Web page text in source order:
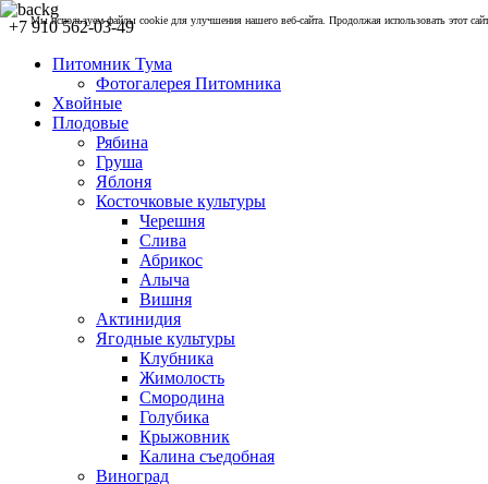
+7 910 562-03-49
Питомник Тума
Фотогалерея Питомника
Хвойные
Плодовые
Рябина
Груша
Яблоня
Косточковые культуры
Черешня
Слива
Абрикос
Алыча
Вишня
Актинидия
Ягодные культуры
Клубника
Жимолость
Смородина
Голубика
Крыжовник
Калина съедобная
Виноград
Мы используем файлы cookie для улучшения нашего веб-сайта. Продолжая использовать этот